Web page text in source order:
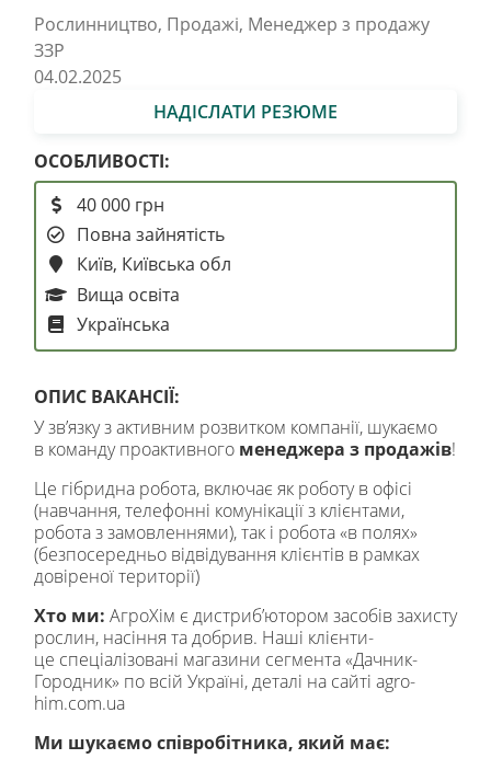
Рослинництво, Продажі, Менеджер з продажу
ЗЗР
04.02.2025
НАДІСЛАТИ РЕЗЮМЕ
ОСОБЛИВОСТІ:
40 000 грн
Повна зайнятість
Київ, Київська обл
Вища освіта
Українська
ОПИС ВАКАНСІЇ:
У звʼязку з активним розвитком компанії, шукаємо
в команду проактивного менеджера з продажів!
Це гібридна робота, включає як роботу в офісі
(навчання, телефонні комунікації з клієнтами,
робота з замовленнями), так і робота «в полях»
(безпосередньо відвідування клієнтів в рамках
довіреної території)
Хто ми: АгроХім є дистриб’ютором засобів захисту
рослин, насіння та добрив. Наші клієнти-
це спеціалізовані магазини сегмента «Дачник-
Городник» по всій Україні, деталі на сайті agro-
him.com.ua
Ми шукаємо співробітника, який має: